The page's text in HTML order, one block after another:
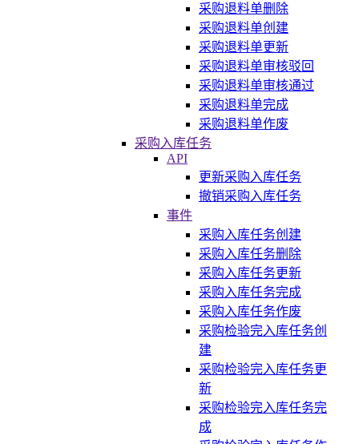
采购退料单删除
采购退料单创建
采购退料单更新
采购退料单审核驳回
采购退料单审核通过
采购退料单完成
采购退料单作废
采购入库任务
API
更新采购入库任务
撤销采购入库任务
事件
采购入库任务创建
采购入库任务删除
采购入库任务更新
采购入库任务完成
采购入库任务作废
采购检验完入库任务创
建
采购检验完入库任务更
新
采购检验完入库任务完
成